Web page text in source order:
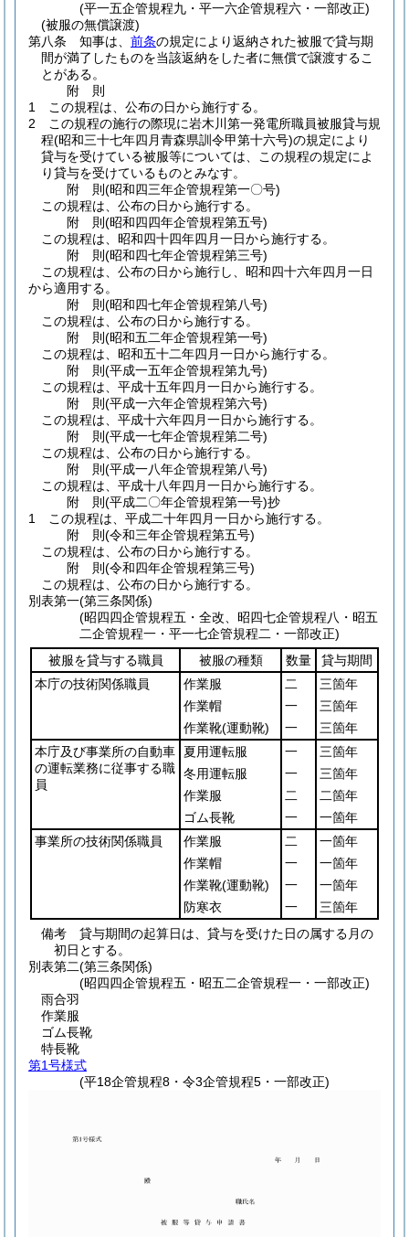
(平一五企管規程九・平一六企管規程六・一部改正)
(被服の無償譲渡)
第八条
知事は、 前条の規定により返納された被服で貸与期
間が満了したものを当該返納をした者に無償で譲渡するこ
とがある。
附 則
1
この規程は、公布の日から施行する。
2
この規程の施行の際現に岩木川第一発電所職員被服貸与規
程(昭和三十七年四月青森県訓令甲第十六号)の規定により
貸与を受けている被服等については、この規程の規定によ
り貸与を受けているものとみなす。
附 則(昭和四三年企管規程第一〇号)
この規程は、公布の日から施行する。
附 則(昭和四四年企管規程第五号)
この規程は、昭和四十四年四月一日から施行する。
附 則(昭和四七年企管規程第三号)
この規程は、公布の日から施行し、昭和四十六年四月一日
から適用する。
附 則(昭和四七年企管規程第八号)
この規程は、公布の日から施行する。
附 則(昭和五二年企管規程第一号)
この規程は、昭和五十二年四月一日から施行する。
附 則(平成一五年企管規程第九号)
この規程は、平成十五年四月一日から施行する。
附 則(平成一六年企管規程第六号)
この規程は、平成十六年四月一日から施行する。
附 則(平成一七年企管規程第二号)
この規程は、公布の日から施行する。
附 則(平成一八年企管規程第八号)
この規程は、平成十八年四月一日から施行する。
附 則(平成二〇年企管規程第一号)抄
1
この規程は、平成二十年四月一日から施行する。
附 則(令和三年企管規程第五号)
この規程は、公布の日から施行する。
附 則(令和四年企管規程第三号)
この規程は、公布の日から施行する。
別表第一(第三条関係)
(昭四四企管規程五・全改、昭四七企管規程八・昭五
二企管規程一・平一七企管規程二・一部改正)
被服を貸与する職員
被服の種類 数量
貸与期間
本庁の技術関係職員
作業服 二
三箇年
作業帽
一
三箇年
作業靴(運動靴) 一
三箇年
本庁及び事業所の自動車
の運転業務に従事する職
員
夏用運転服 一
三箇年
冬用運転服
一
三箇年
作業服
二
二箇年
ゴム長靴
一
一箇年
事業所の技術関係職員
作業服 二
一箇年
作業帽
一
一箇年
作業靴(運動靴) 一
一箇年
防寒衣
一
三箇年
備考 貸与期間の起算日は、貸与を受けた日の属する月の
初日とする。
別表第二(第三条関係)
(昭四四企管規程五・昭五二企管規程一・一部改正)
雨合羽
作業服
ゴム長靴
特長靴
第1号様式
(平18企管規程8・令3企管規程5・一部改正)